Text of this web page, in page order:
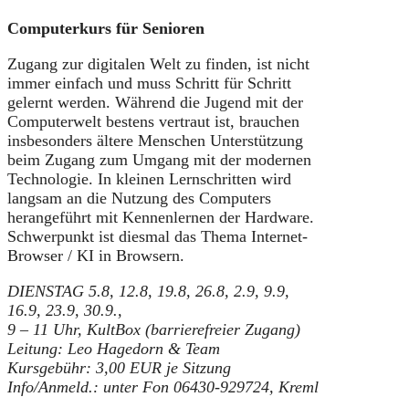
Computerkurs für Senioren
Zugang zur digitalen Welt zu finden, ist nicht
immer einfach und muss Schritt für Schritt
gelernt werden. Während die Jugend mit der
Computerwelt bestens vertraut ist, brauchen
insbesonders ältere Menschen Unterstützung
beim Zugang zum Umgang mit der modernen
Technologie. In kleinen Lernschritten wird
langsam an die Nutzung des Computers
herangeführt mit Kennenlernen der Hardware.
Schwerpunkt ist diesmal das Thema Internet-
Browser / KI in Browsern.
DIENSTAG 5.8, 12.8, 19.8, 26.8, 2.9, 9.9,
16.9, 23.9, 30.9.,
9 – 11 Uhr, KultBox (barrierefreier Zugang)
Leitung: Leo Hagedorn & Team
Kursgebühr: 3,00 EUR je Sitzung
Info/Anmeld.: unter Fon 06430-929724, Kreml